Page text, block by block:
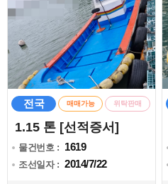
전국 매매가능 위탁판매
1.15 톤 [선적증서]
물건번호 : 1619
조선일자 : 2014/7/22